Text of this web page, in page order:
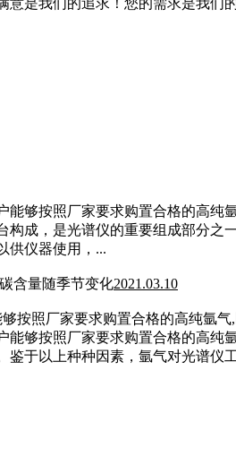
是我们的追求！您的需求是我们
够按照厂家要求购置合格的高
构成，是光谱仪的重要组成部
供仪器使用，...
含量随季节变化2021.03.10
按照厂家要求购置合格的高纯氩
够按照厂家要求购置合格的高
于以上种种因素，氩气对光谱